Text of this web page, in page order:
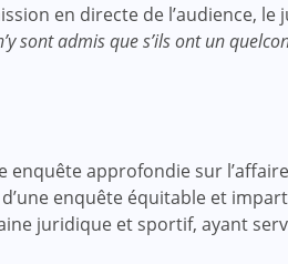
en directe de l’audience,
sont admis que s’ils ont un
enquête approfondie sur
enquête équitable et
juridique et sportif, ayant